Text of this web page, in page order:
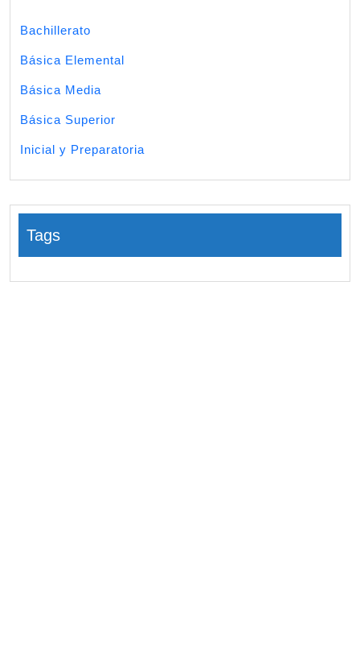
Bachillerato
Básica Elemental
Básica Media
Básica Superior
Inicial y Preparatoria
Tags